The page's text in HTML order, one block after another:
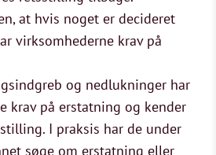
at hvis noget er decideret
virksomhederne krav på
og nedlukninger har
krav på erstatning og kender
I praksis har de under
søge om erstatning eller